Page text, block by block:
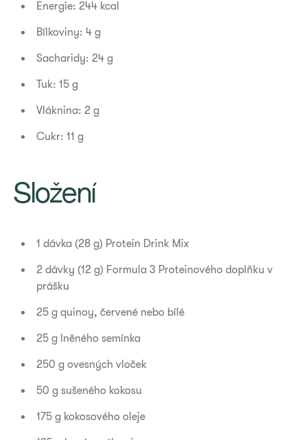
Energie: 244 kcal
Bílkoviny: 4 g
Sacharidy: 24 g
Tuk: 15 g
Vláknina: 2 g
Cukr: 11 g
Složení
1 dávka (28 g) Protein Drink Mix
2 dávky (12 g) Formula 3 Proteinového doplňku v
prášku
25 g quinoy, červené nebo bílé
25 g lněného semínka
250 g ovesných vloček
50 g sušeného kokosu
175 g kokosového oleje